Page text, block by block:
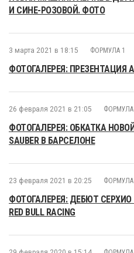
И СИНЕ-РОЗОВОЙ. ФОТО
3 марта 2021 в 18:15 ФОРМУЛА 1
ФОТОГАЛЕРЕЯ: ПРЕЗЕНТАЦИЯ
26 февраля 2021 в 21:05 ФОРМУЛА
ФОТОГАЛЕРЕЯ: ОБКАТКА
SAUBER В БАРСЕЛОНЕ
23 февраля 2021 в 20:25 ФОРМУЛА
ФОТОГАЛЕРЕЯ: ДЕБЮТ
RED BULL RACING